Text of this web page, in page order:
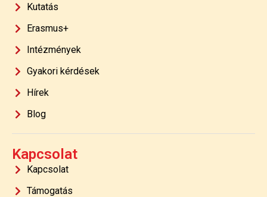
Kutatás
Erasmus+
Intézmények
Gyakori kérdések
Hírek
Blog
Kapcsolat
Kapcsolat
Támogatás